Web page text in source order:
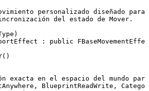
personalizado diseñado
del estado de Mover.
: public
exacta en el espacio del mundo
BlueprintReadWrite,